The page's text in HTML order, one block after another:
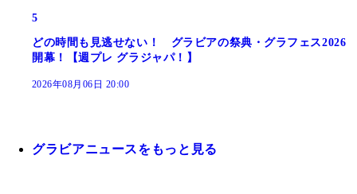
5
どの時間も見逃せない！ グラビアの祭典・グラフェス2026
開幕！【週プレ グラジャパ！】
2026年08月06日 20:00
グラビアニュースをもっと見る